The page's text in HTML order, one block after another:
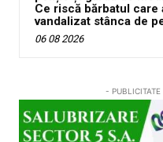
Ce riscă bărbatul care
vandalizat stânca de
06 08 2026
- PUBLICITATE